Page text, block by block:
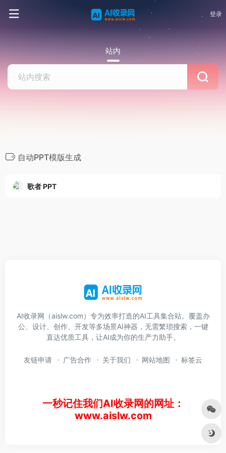
登录
站内
自动PPT模版生成
歌者 PPT
AI收录网（aislw.com）专为效率打造的AI工具集合站。覆盖办
公、设计、创作、开发等多场景AI神器，无需繁琐搜索，一键
直达优质工具，让AI成为你的生产力助手。
友链申请 广告合作 关于我们 网站地图 标签云
一秒记住我们AI收录网的网址：
www.aislw.com